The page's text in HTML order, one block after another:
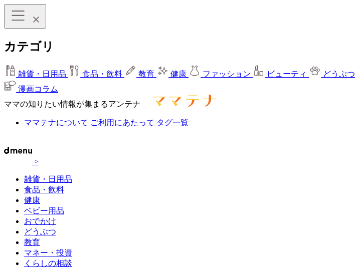
カテゴリ
雑貨・日用品 食品・飲料 教育 健康 ファッション ビューティ どうぶつ
漫画コラム
ママの知りたい情報が集まるアンテナ
ママテナについて ご利用にあたって タグ一覧
>
雑貨・日用品
食品・飲料
健康
ベビー用品
おでかけ
どうぶつ
教育
マネー・投資
くらしの相談